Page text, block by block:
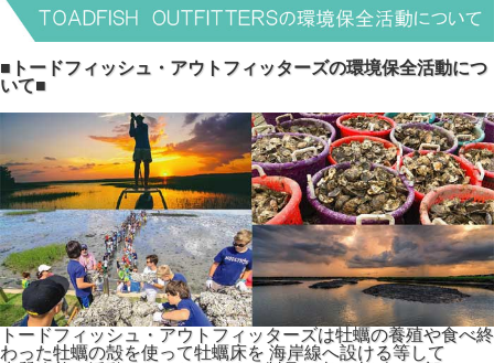
■トードフィッシュ・アウトフィッターズの環境保全活動につ
いて■
トードフィッシュ・アウトフィッターズは牡蠣の養殖や食べ終
わった牡蠣の殻を使って牡蠣床を 海岸線へ設ける等して